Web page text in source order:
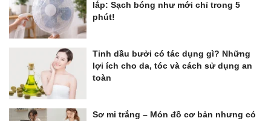
lắp: Sạch bóng như mới chỉ trong 5
phút!
Tinh dầu bưởi có tác dụng gì? Những
lợi ích cho da, tóc và cách sử dụng an
toàn
Sơ mi trắng – Món đồ cơ bản nhưng có